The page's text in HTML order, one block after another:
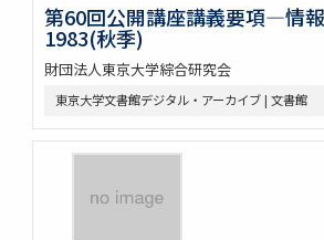
第60回公開講座講義要項―情
1983(秋季)
財団法人東京大学綜合研究会
東京大学文書館デジタル・アーカイブ | 文書館